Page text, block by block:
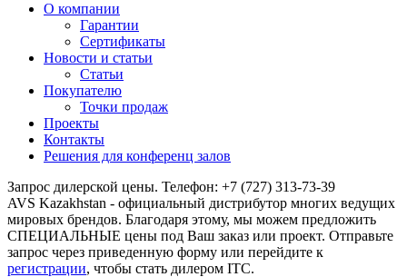
О компании
Гарантии
Сертификаты
Новости и статьи
Статьи
Покупателю
Точки продаж
Проекты
Контакты
Решения для конференц залов
Запрос дилерской цены. Телефон: +7 (727) 313-73-39
AVS Kazakhstan - официальный дистрибутор многих ведущих
мировых брендов. Благодаря этому, мы можем предложить
СПЕЦИАЛЬНЫЕ цены под Ваш заказ или проект. Отправьте
запрос через приведенную форму или перейдите к
регистрации, чтобы стать дилером ITC.